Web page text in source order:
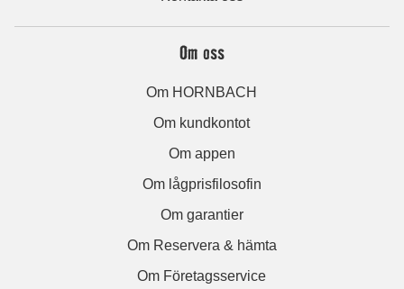
Om oss
Om HORNBACH
Om kundkontot
Om appen
Om lågprisfilosofin
Om garantier
Om Reservera & hämta
Om Företagsservice